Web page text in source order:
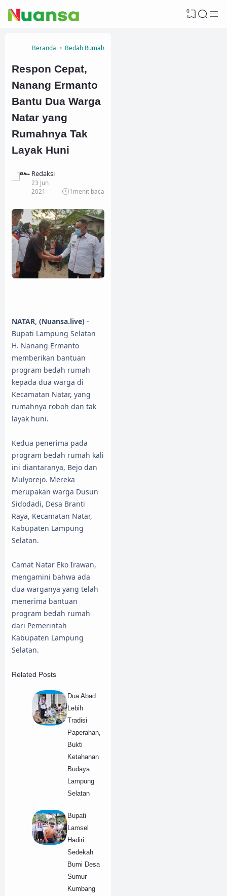
0
Beranda Bedah Rumah
Respon Cepat,
Nanang Ermanto
Bantu Dua Warga
Natar yang
Rumahnya Tak
Layak Huni
Redaksi
23 Jun
2021
1 menit baca
NATAR, (Nuansa.live) -
Bupati Lampung Selatan
H. Nanang Ermanto
memberikan bantuan
program bedah rumah
kepada dua warga di
Kecamatan Natar, yang
rumahnya roboh dan tak
layak huni.
Kedua penerima pada
program bedah rumah kali
ini diantaranya, Bejo dan
Mulyorejo. Mereka
merupakan warga Dusun
Sidodadi, Desa Branti
Raya, Kecamatan Natar,
Kabupaten Lampung
Selatan.
Camat Natar Eko Irawan,
mengamini bahwa ada
dua warganya yang telah
menerima bantuan
program bedah rumah
dari Pemerintah
Kabupaten Lampung
Selatan.
Related Posts
Dua Abad
Lebih
Tradisi
Paperahan,
Bukti
Ketahanan
Budaya
Lampung
Selatan
Bupati
Lamsel
Hadiri
Sedekah
Bumi Desa
Sumur
Kumbang